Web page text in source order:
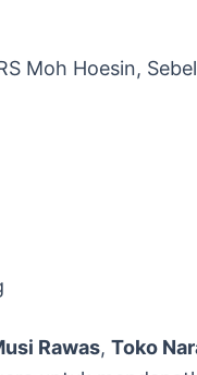
Moh Hoesin,
Rawas, Toko